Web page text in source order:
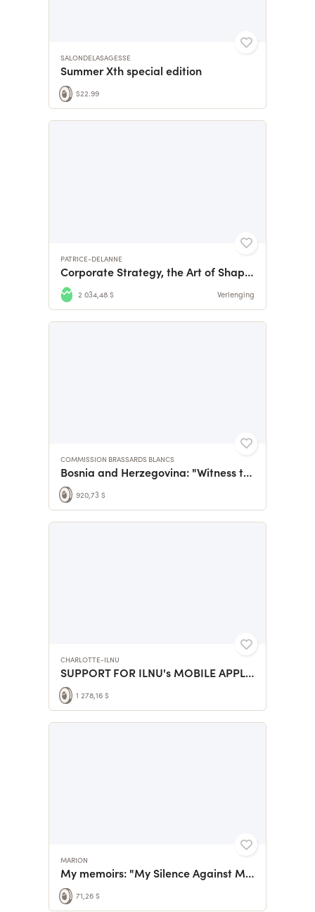
SALONDELASAGESSE
Summer Xth special edition
$22.99
PATRICE-DELANNE
Corporate Strategy, the Art of Shaping the Future
2 034,48 $ Verlenging
COMMISSION BRASSARDS BLANCS
Bosnia and Herzegovina: "Witness to Genocide"
920,73 $
CHARLOTTE-ILNU
SUPPORT FOR ILNU's MOBILE APPLICATION DEVELOPMENT!
1 278,16 $
MARION
My memoirs: "My Silence Against My Body".
71,26 $